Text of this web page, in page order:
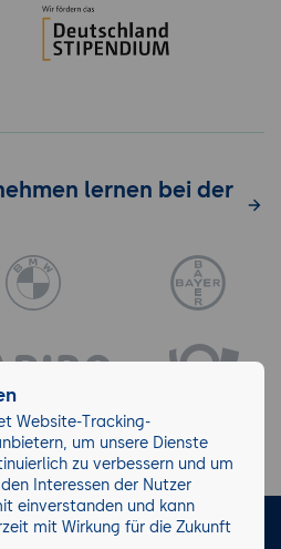
lernen bei der
Facebook
Website-Tracking-
um unsere Dienste
zu verbessern und um
Interessen der Nutzer
einverstanden und kann
mit Wirkung für die Zukunft